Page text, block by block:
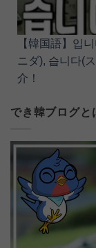
【韓国語】입
ニダ), 습니다(
介！
でき韓ブログと